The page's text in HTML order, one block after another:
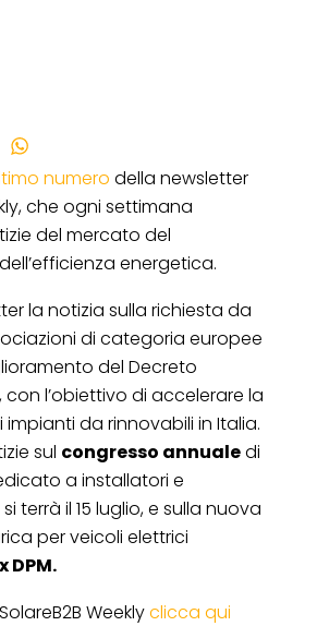
Email
numero della newsletter
che ogni settimana
del mercato del
energetica.
la notizia sulla richiesta da
di categoria europee
del Decreto
con l’obiettivo di accelerare la
da rinnovabili in Italia.
sul congresso annualedi
a installatori e
terrà il 15 luglio, e sulla nuova
per veicoli elettrici
DPM.
Weeklyclicca qui